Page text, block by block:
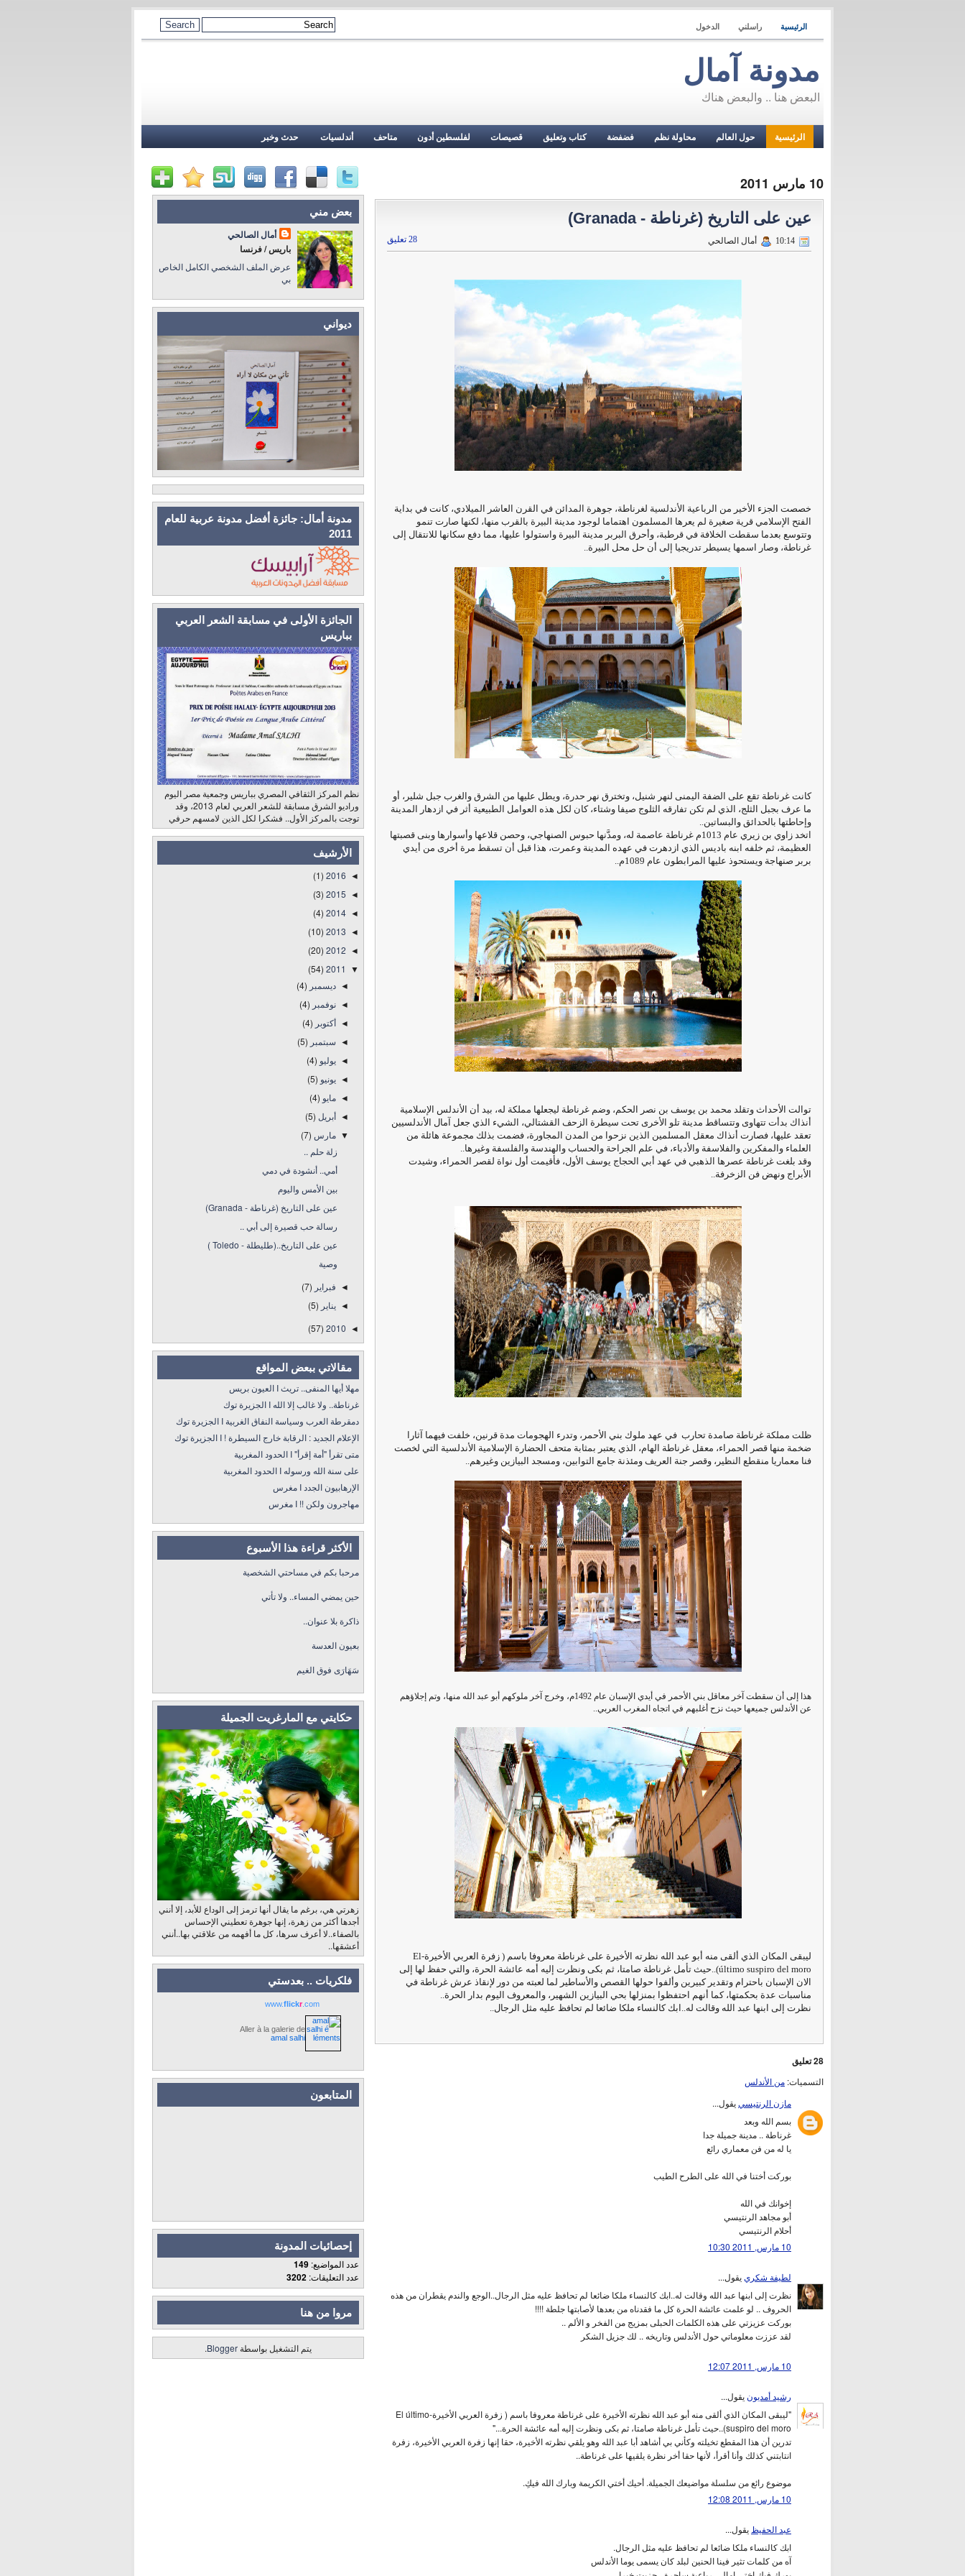
الرئيسية راسلني الدخول
مدونة آمال
البعض هنا .. والبعض هناك
الرئيسية حول العالم محاولة نظم فضفضة كتاب وتعليق قصيصات لفلسطين أدون متاحف أندلسيات حدث وخبر
10 مارس 2011
عين على التاريخ (غرناطة - Granada)
28 تعليق أمال الصالحي
خصصت الجزء الأخير من الرباعية الأندلسية لغرناطة، جوهرة المدائن في القرن العاشر الميلادي، كانت في بداية
الفتح الإسلامي قرية صغيرة لم يعرها المسلمون اهتماما لوجود مدينة البيرة بالقرب منها، لكنها صارت تنمو
وتتوسع بعدما سقطت الخلافة في قرطبة، وأحرق البربر مدينة البيرة واستولوا عليها، مما دفع سكانها للانتقال إلى
غرناطة، وصار اسمها يسيطر تدريجيا إلى أن حل محل البيرة..
كانت غرناطة تقع على الضفة اليمنى لنهر شنيل، وتخترق نهر حدرة، ويطل عليها من الشرق والغرب جبل شلير، أو
ما عرف بجبل الثلج، الذي لم تكن تفارقه الثلوج صيفا وشتاء، كان لكل هذه العوامل الطبيعية أثر في ازدهار المدينة
وإحاطتها بالحدائق والبساتين..
اتخد زاوي بن زيري عام 1013م غرناطة عاصمة له، ومدَّنها حبوس الصنهاجي، وحصن قلاعها وأسوارها وبنى قصبتها
العظيمة، ثم خلفه ابنه باديس الذي ازدهرت في عهده المدينة وعمرت، هذا قبل أن تسقط مرة أخرى من أيدي
بربر صنهاجة ويستحوذ عليها المرابطون عام 1089م..
توالت الأحداث وتقلد محمد بن يوسف بن نصر الحكم، وضم غرناطة ليجعلها مملكة له، بيد أن الأندلس الإسلامية
أنذاك بدأت تتهاوى وتتساقط مدينة تلو الأخرى تحت سيطرة الزحف القشتالي، الشيء الذي جعل آمال الأندلسيين
تعقد عليها، فصارت أنذاك معقل المسلمين الذين نزحوا من المدن المجاورة، فضمت بذلك مجموعة هائلة من
العلماء والمفكرين والفلاسفة والأدباء، في علم الجراحة والحساب والهندسة والفلسفة وغيرها..
وقد بلغت غرناطة عصرها الذهبي في عهد أبي الحجاج يوسف الأول، فأقيمت أول نواة لقصر الحمراء، وشيدت
الأبراج ونهض فن الزخرفة..
ظلت مملكة غرناطة صامدة تحارب في عهد ملوك بني الأحمر، وتدرء الهجومات مدة قرنين، خلفت فيهما آثارا
ضخمة منها قصر الحمراء، معقل غرناطة الهام، الذي يعتبر بمثابة متحف الحضارة الإسلامية الأندلسية التي لخصت
فنا معماريا منقطع النظير، وقصر جنة العريف ومئذنة جامع التوابين، ومسجد البيازين وغيرهم..
هذا إلى أن سقطت آخر معاقل بني الأحمر في أيدي الإسبان عام 1492م، وخرج آخر ملوكهم أبو عبد الله منها، وتم إجلاؤهم
عن الأندلس جميعها حيث نزح أغلبهم في اتجاه المغرب العربي..
ليبقى المكان الذي ألقى منه أبو عبد الله نظرته
الأخيرة على غرناطة معروفا باسم ( زفرة العربي الأخيرة-El
último suspiro del moro)..حيث تأمل غرناطة صامتا، ثم بكى ونظرت إليه أمه عائشة الحرة، والتي حفظ لها إلى
الان الإسبان باحترام وتقدير كبيرين وألفوا حولها القصص والأساطير لما لعبته من دور لإنقاذ عرش غرناطة في
مناسبات عدة بحكمتها، كما أنهم احتفظوا بمنزلها بحي البيازين الشهير، والمعروف اليوم بدار الحرة..
نظرت إلى ابنها عبد الله وقالت له..ابك كالنساء ملكا ضائعا لم تحافظ عليه مثل الرجال..
28 تعليق
التسميات: من الأندلس
مازن الرنتيسييقول...
بسم الله وبعد
غرناطة .. مدينة جميلة جدا
يا له من فن معماري رائع
بوركت أختنا في الله على الطرح الطيب
إخوانك في الله
أبو مجاهد الرنتيسي
أحلام الرنتيسي
10 مارس, 2011 10:30
لطيفة شكرييقول...
نظرت إلى ابنها عبد الله وقالت له..ابك كالنساء ملكا ضائعا لم تحافظ عليه مثل الرجال..الوجع والندم يقطران من هذه
الحروف .. لو علمت عائشة الحرة كل ما فقدناه من بعدها لأصابتها جلطة !!!!
بوركت عزيزتي على هذه الكلمات الحبلى بمزيج من الفخر و الألم ..
لقد عززت معلوماتي حول الأندلس وتاريخه .. لك جزيل الشكر
10 مارس, 2011 12:07
رشيد أمديونيقول...
"ليبقى المكان الذي ألقى منه أبو عبد الله نظرته الأخيرة على غرناطة معروفا باسم ( زفرة العربي الأخيرة-El último
suspiro del moro)..حيث تأمل غرناطة صامتا، ثم بكى ونظرت إليه أمه عائشة الحرة..."
تدرين أن هذا المقطع تخيلته وكأني بي أشاهد أبا عبد الله وهو يلقي نظرته الأخيرة، حقا إنها زفرة العربي الأخيرة، زفرة
انتابتني كذلك وأنا أقرأ، لأنها حقا أخر نظرة يلقيها على غرناطة..
موضوع رائع من سلسلة مواضيعك الجميلة. أحيك أختي الكريمة وبارك الله فيكِ.
10 مارس, 2011 12:08
عبد الحفيظ يقول...
ابك كالنساء ملكا ضائعا لم تحافظ عليه مثل الرجال.
آه من كلمات تثير فينا الحنين لبلد كان يسمى يوما الأندلس
بعض مني
أمال الصالحي
باريس / فرنسا
عرض الملف الشخصي الكامل الخاص
بي
ديواني
مدونة أمال: جائزة أفضل مدونة عربية للعام
2011
الجائزة الأولى في مسابقة الشعر العربي
بباريس
نظم المركز الثقافي المصري بباريس وجمعية مصر اليوم
وراديو الشرق مسابقة للشعر العربي لعام 2013، وقد
توجت بالمركز الأول.. فشكرا لكل الذين لامسهم حرفي
الأرشيف
◄
2016
(1)
◄
2015
(3)
◄
2014
(4)
◄
2013
(10)
◄
2012
(20)
▼
2011
(54)
◄ديسمبر (4)
◄نوفمبر (4)
◄ أكتوبر (4)
◄ سبتمبر (5)
◄يوليو (4)
◄يونيو (5)
◄مايو (4)
◄ أبريل (5)
▼مارس (7)
زلة حلم ..
أمي.. أنشودة في دمي
بين الأمس واليوم
عين على التاريخ (غرناطة - Granada)
رسالة حب قصيرة إلى أبي ..
عين على التاريخ..(طليطلة - Toledo )
وصية
◄ فبراير (7)
◄يناير (5)
◄
2010
(57)
مقالاتي ببعض المواقع
مهلا أيها المنفى.. تريث I العيون بريس
غرناطة.. ولا غالب إلا الله I الجزيرة توك
دمقرطة العرب وسياسة النفاق الغربية I الجزيرة توك
الإعلام الجديد : الرقابة خارج السيطرة ! I الجزيرة توك
متى تقرأ "أمة إقرأ" I الحدود المغربية
على سنة الله ورسوله I الحدود المغربية
الإرهابيون الجدد I مغرس
مهاجرون ولكن !! I مغرس
الأكثر قراءة هذا الأسبوع
مرحبا بكم في مساحتي الشخصية
حين يمضي المساء.. ولا تأتي
ذاكرة بلا عنوان..
بعيون العدسة
سَهَارَى فوق الغيم
حكايتي مع المارغريت الجميلة
زهرتي هي، برغم ما يقال أنها ترمز إلى الوداع للأبد، إلا أنني
أجدها أكثر من زهرة، إنها جوهرة تعطيني الإحساس
بالصفاء..لا أعرف سرها، كل ما أفهمه من علاقتي بها..أنني
أعشقها..
فلكريات .. بعدستي
www.flickr .com
Aller à la galerie de
amal salhi
المتابعون
إحصائيات المدونة
عدد المواضيع: 149
عدد التعليقات: 3202
مروا من هنا
يتم التشغيل بواسطة Blogger
.